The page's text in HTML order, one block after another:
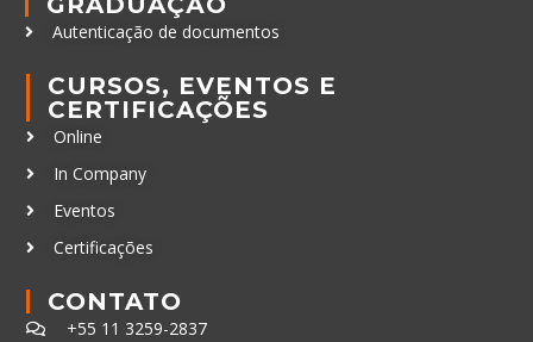
Autenticação de documentos
CURSOS, EVENTOS E
CERTIFICAÇÕES
Online
In Company
Eventos
Certificações
CONTATO
+55 11 3259-2837